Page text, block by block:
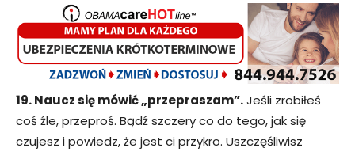
19. Naucz się mówić „przepraszam”.Jeśli zrobiłeś
coś źle, przeproś. Bądź szczery co do tego, jak się
czujesz i powiedz, że jest ci przykro. Uszczęśliwisz